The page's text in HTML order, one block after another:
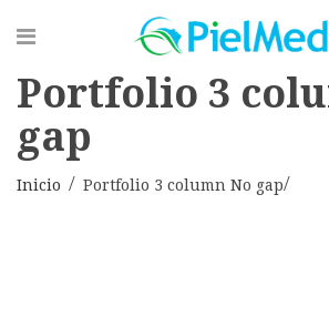
Portfolio 3
gap
Inicio Portfolio 3 column No gap